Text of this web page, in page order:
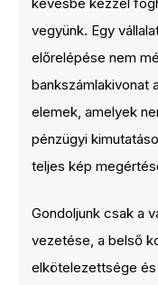
vegyünk. Egy
előrelépése nem
bankszámlakivonat
elemek, amelyek
pénzügyi
teljes kép
Gondoljunk csak a
vezetése, a belső
elkötelezettsége